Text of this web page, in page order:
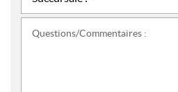
Questions/Commentaires :